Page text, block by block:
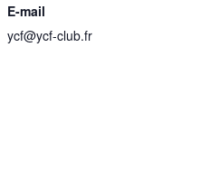
E-mail
ycf@ycf-club.fr